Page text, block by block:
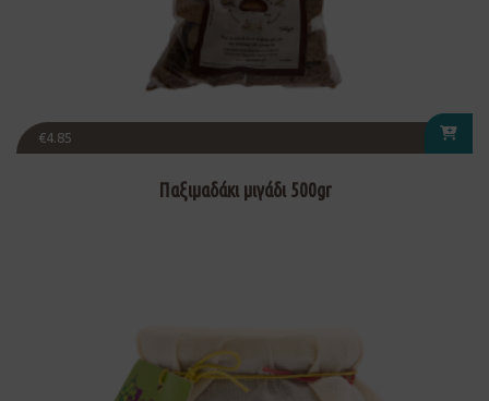
€4.85
Παξιμαδάκι μιγάδι 500gr